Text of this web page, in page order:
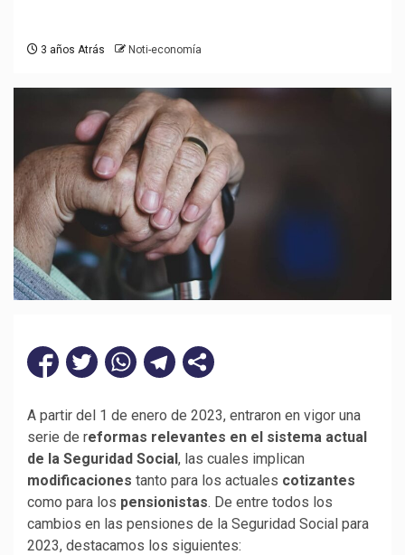
3 años Atrás Noti-economía
A partir del 1 de enero de 2023, entraron en vigor una
serie de reformas relevantes en el sistema actual
de la Seguridad Social, las cuales implican
modificaciones tanto para los actuales cotizantes
como para los pensionistas. De entre todos los
cambios en las pensiones de la Seguridad Social para
2023, destacamos los siguientes: